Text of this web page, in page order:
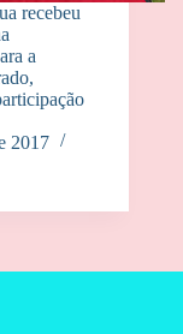
recebeu
a
2017